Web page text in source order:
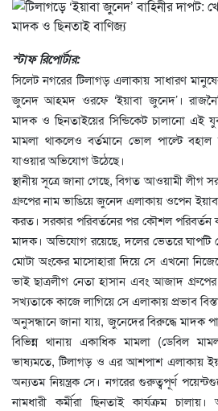
স্টাফ রিপোর্টার:
সিলেট নগরের টিলাগড় এলাকায় সাধারণ
জুনেদ আহমদ ওরফে ‘ইয়াবা জুনেদ’।
মাদক ও ছিনতাইয়ের সিন্ডিকেট চালানো এই
মামলা থাকলেও বর্তমানে ভোল পাল্টে
যাওয়ার অভিযোগ উঠেছে।
স্থানীয় সূত্রে জানা গেছে, বিগত আওয়ামী
গ্রুপের নাম ভাঙিয়ে জুনেদ এলাকায় ওপেন
করত। সরকার পরিবর্তনের পর কৌশল
মাদক। অভিযোগ রয়েছে, দলের ভেতরে ঘাপটি
মোটা অংকের মাসোহারা দিয়ে সে এখনো
ভাই ছাত্রলীগ নেতা হাসান এবং আজাদ
সখ্যতাকে কাজে লাগিয়ে সে এলাকায় প্রভাব
অনুসন্ধানে জানা যায়, জুনেদের বিরুদ্ধে মাদক
বিভিন্ন থানায় একাধিক মামলা (ডেবিল
ভাষ্যমতে, টিলাগড় ও এর আশপাশ এলাকায়
অন্যতম নিয়ন্ত্রক সে। নগরের গুরুত্বপূর্ণ
নামধারী কর্মীরা ছিনতাই কার্যক্রম